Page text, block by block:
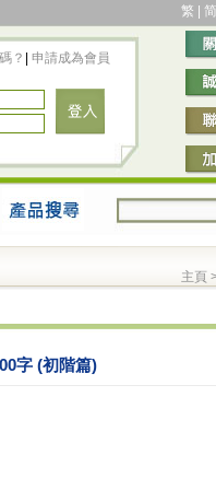
繁 简
？ 申請成為會員
主頁
字 (初階篇)